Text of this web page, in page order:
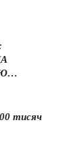
тисяч